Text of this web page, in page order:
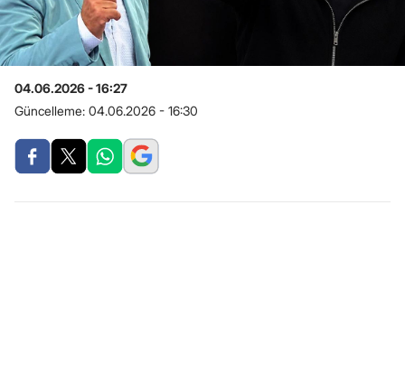
04.06.2026 - 16:27
Güncelleme: 04.06.2026 - 16:30